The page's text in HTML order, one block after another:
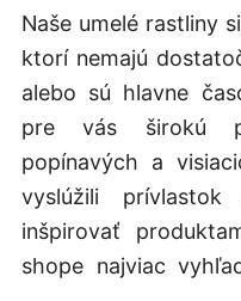
Naše umelé rastliny
ktorí nemajú
alebo sú hlavne
pre vás širokú
popínavých a
vyslúžili
inšpirovať
shope najviac